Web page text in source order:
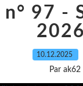
97 -
10.12.2025
Par ak62